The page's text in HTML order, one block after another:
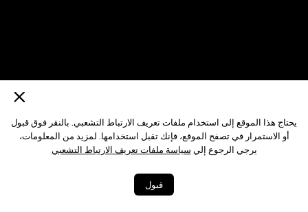
يحتاج هذا الموقع إلى استخدام ملفات تعريف الارتباط التشعبي. بالنقر فوق قبول
أو الاستمرار في تصفح الموقع، فإنك تقبل استخدامها. لمزيد من المعلومات،
يرجي الرجوع إلي سياسة ملفات تعريف الارتباط التشعبي
قبول